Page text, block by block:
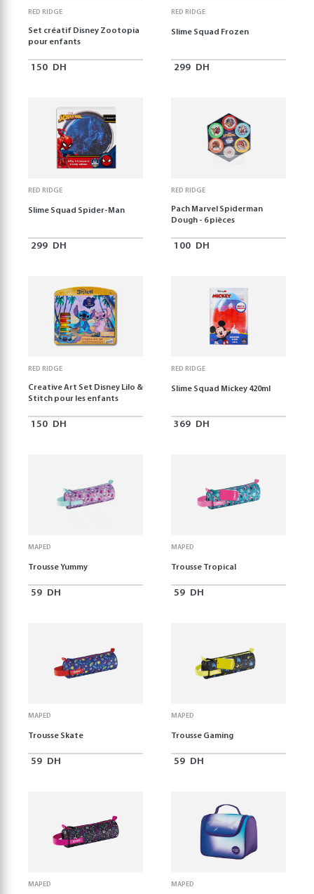
RED RIDGE
Set créatif Disney Zootopia
pour enfants
150 DH
RED RIDGE
Slime Squad Frozen
299 DH
RED RIDGE
Slime Squad Spider-Man
299 DH
RED RIDGE
Pach Marvel Spiderman
Dough - 6 pièces
100 DH
RED RIDGE
Creative Art Set Disney Lilo &
Stitch pour les enfants
150 DH
RED RIDGE
Slime Squad Mickey 420ml
369 DH
MAPED
Trousse Yummy
59 DH
MAPED
Trousse Tropical
59 DH
MAPED
Trousse Skate
59 DH
MAPED
Trousse Gaming
59 DH
MAPED MAPED